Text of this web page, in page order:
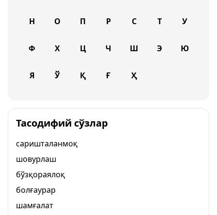
Н О П Р С Т У
Ф Х Ц Ч Ш Э Ю
Я Ў Қ Ғ Ҳ
Тасодифий сўзлар
саришталанмоқ
шовурлаш
бўзқораялоқ
болғаурар
шамғалат